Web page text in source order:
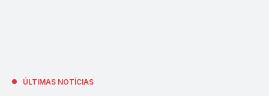
ÚLTIMAS NOTÍCIAS